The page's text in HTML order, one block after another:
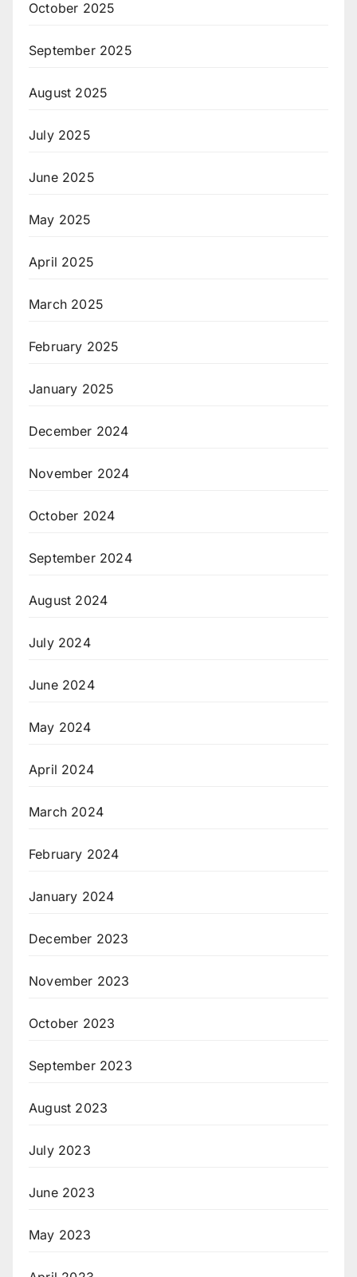
October 2025
September 2025
August 2025
July 2025
June 2025
May 2025
April 2025
March 2025
February 2025
January 2025
December 2024
November 2024
October 2024
September 2024
August 2024
July 2024
June 2024
May 2024
April 2024
March 2024
February 2024
January 2024
December 2023
November 2023
October 2023
September 2023
August 2023
July 2023
June 2023
May 2023